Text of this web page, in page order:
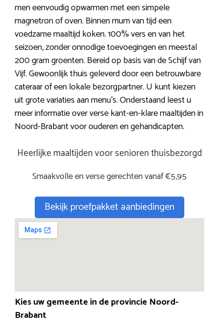
men eenvoudig opwarmen met een simpele
magnetron of oven. Binnen mum van tijd een
voedzame maaltijd koken. 100% vers en van het
seizoen, zonder onnodige toevoegingen en meestal
200 gram groenten. Bereid op basis van de Schijf van
Vijf. Gewoonlijk thuis geleverd door een betrouwbare
cateraar of een lokale bezorgpartner. U kunt kiezen
uit grote variaties aan menu’s. Onderstaand leest u
meer informatie over verse kant-en-klare maaltijden in
Noord-Brabant voor ouderen en gehandicapten.
Heerlijke maaltijden voor senioren thuisbezorgd
Smaakvolle en verse gerechten vanaf €5,95
Bekijk proefpakket aanbiedingen
Kies uw gemeente in de provincie Noord-
Brabant